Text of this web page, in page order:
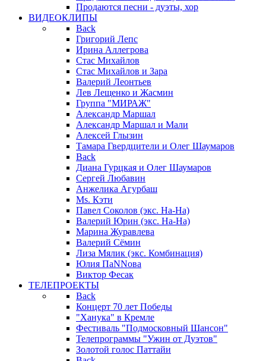
Продаются песни - дуэты, хор
ВИДЕОКЛИПЫ
Back
Григорий Лепс
Ирина Аллегрова
Стас Михайлов
Стас Михайлов и Зара
Валерий Леонтьев
Лев Лещенко и Жасмин
Группа "МИРАЖ"
Александр Маршал
Александр Маршал и Мали
Алексей Глызин
Тамара Гвердцители и Олег Шаумаров
Back
Диана Гурцкая и Олег Шаумаров
Сергей Любавин
Анжелика Агурбаш
Ms. Кэти
Павел Соколов (экс. На-На)
Валерий Юрин (экс. На-На)
Марина Журавлева
Валерий Сёмин
Лиза Мялик (экс. Комбинация)
Юлия ПаNNова
Виктор Фесак
ТЕЛЕПРОЕКТЫ
Back
Концерт 70 лет Победы
"Ханука" в Кремле
Фестиваль "Подмосковный Шансон"
Телепрограммы "Ужин от Дуэтов"
Золотой голос Паттайи